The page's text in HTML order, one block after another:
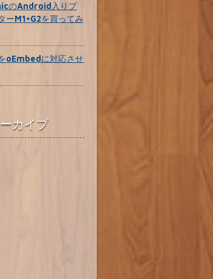
のAndroid入りプ
ーM1+G2を買ってみ
oEmbedに対応させ
カイブ